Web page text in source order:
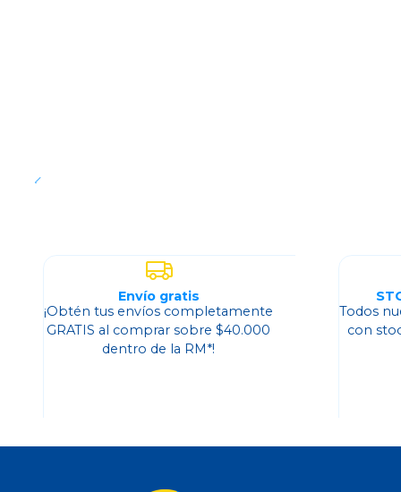
Envío gratis
¡Obtén tus envíos completamente
GRATIS al comprar sobre $40.000
dentro de la RM*!
Todos
con